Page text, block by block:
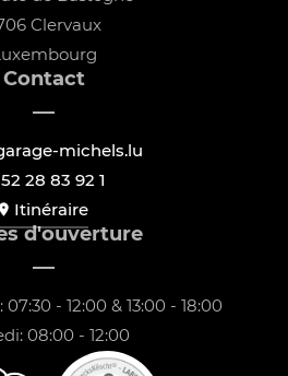
Clervaux
Contact
michels.lu
28 83 92 1
Itinéraire
d'ouverture
- 12:00 & 13:00 - 18:00
08:00 - 12:00